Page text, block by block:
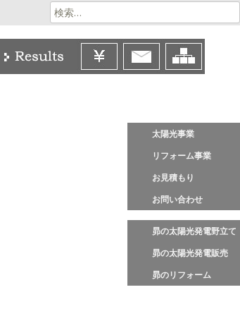
太陽光事業
リフォーム事業
お見積もり
お問い合わせ
昴の太陽光発電野立て
昴の太陽光発電販売
昴のリフォーム
検
索: